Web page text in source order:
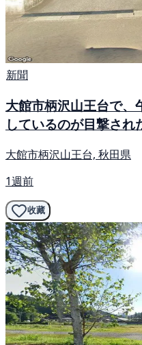
新聞
大館市柄沢山王台で、
しているのが目撃され
大館市柄沢山王台, 秋田県
1週前
收藏